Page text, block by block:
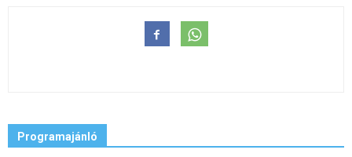
Programajánló